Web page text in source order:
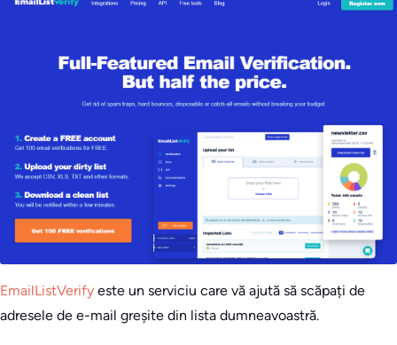
EmailListVerify este un serviciu care vă ajută să scăpați de
adresele de e-mail greșite din lista dumneavoastră.